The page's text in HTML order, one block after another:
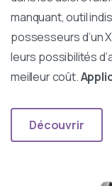
manquant, outil
possesseurs d’un
leurs possibilités
meilleur coût.
Découvrir